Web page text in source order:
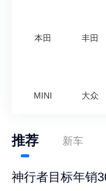
本田 丰田
MINI 大众
推荐 新车
神行者目标年销